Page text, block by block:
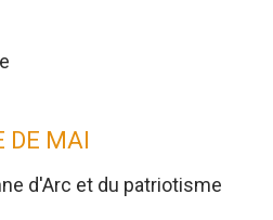
DE MAI
d'Arc et du patriotisme